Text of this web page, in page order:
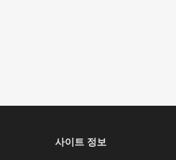
사이트 정보